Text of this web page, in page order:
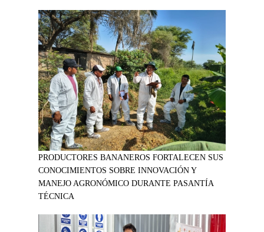
PRODUCTORES BANANEROS FORTALECEN SUS
CONOCIMIENTOS SOBRE INNOVACIÓN Y
MANEJO AGRONÓMICO DURANTE PASANTÍA
TÉCNICA